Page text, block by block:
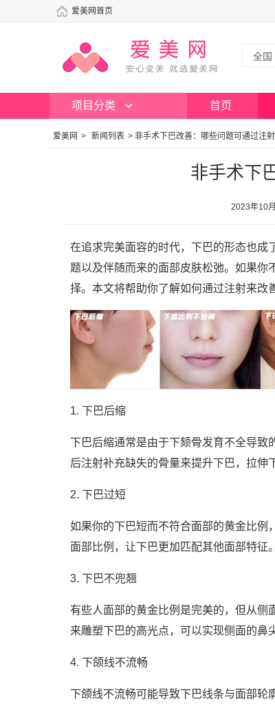
爱美网首页
全国
项目分类 首页
爱美网 > 新闻列表 > 非手术下巴改善：哪些问题可通过注射
非手术下
2023年10
在追求完美面容的时代，下巴的形态也成
题以及伴随而来的面部皮肤松弛。如果你
择。本文将帮助你了解如何通过注射来改
1. 下巴后缩
下巴后缩通常是由于下颏骨发育不全导致
后注射补充缺失的骨量来提升下巴，拉伸
2. 下巴过短
如果你的下巴短而不符合面部的黄金比例
面部比例，让下巴更加匹配其他面部特征。
3. 下巴不兜翘
有些人面部的黄金比例是完美的，但从侧
来雕塑下巴的高光点，可以实现侧面的鼻
4. 下颌线不流畅
下颌线不流畅可能导致下巴线条与面部轮